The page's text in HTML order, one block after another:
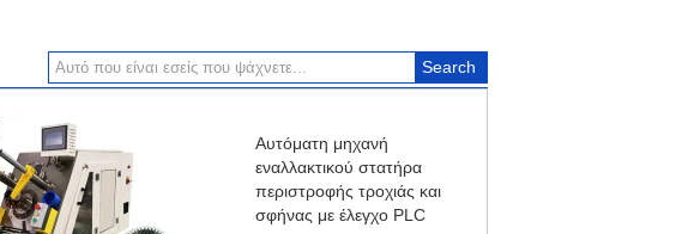
Αυτόματη μηχανή
εναλλακτικού στατήρα
περιστροφής τροχιάς και
σφήνας με έλεγχο PLC